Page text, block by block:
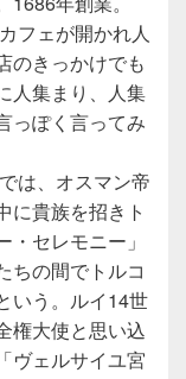
フェが開かれ人
のきっかけでも
人集まり、人集
っぽく言ってみ
は、オスマン帝
に貴族を招きト
セレモニー」
ちの間でトルコ
いう。ルイ14世
権大使と思い込
ヴェルサイユ宮